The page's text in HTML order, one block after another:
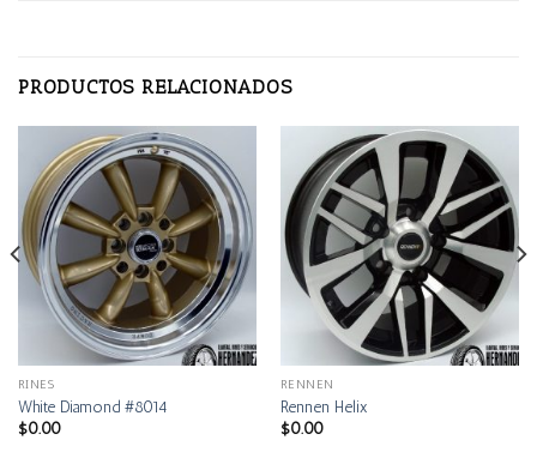
PRODUCTOS RELACIONADOS
RINES
White Diamond #8014
$0.00
RENNEN
Rennen Helix
$0.00